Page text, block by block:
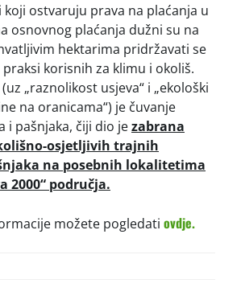
ostvaruju prava na plaćanja u
osnovnog plaćanja dužni su na
hektarima pridržavati se
korisnih za klimu i okoliš.
„raznolikost usjeva“ i „ekološki
na oranicama“) je čuvanje
i pašnjaka, čiji dio jezabrana
osjetljivih trajnih
na posebnih lokalitetima
2000“ područja.
možete pogledati ovdje.